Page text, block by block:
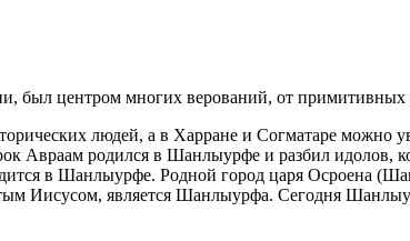
был центром многих верований, от примитивных
людей, а в Харране и Согматаре можно
Авраам родился в Шанлыурфе и разбил идолов,
в Шанлыурфе. Родной город царя Осроена
Иисусом, является Шанлыурфа. Сегодня